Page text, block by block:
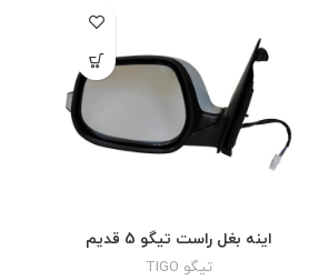
اینه بغل راست تیگو 5 قدیم
تیگو TIGO